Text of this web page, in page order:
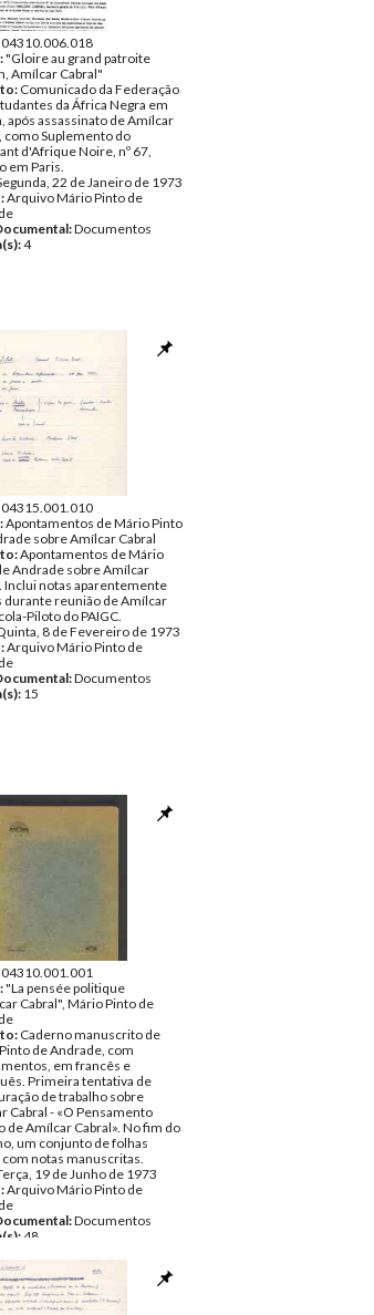
04310.006.018
"Gloire au grand patroite
Amílcar Cabral"
Comunicado da Federação
da África Negra em
após assassinato de Amílcar
como Suplemento do
d'Afrique Noire, nº 67,
em Paris.
22 de Janeiro de 1973
Arquivo Mário Pinto de
Documentos
4
04315.001.010
Apontamentos de Mário Pinto
sobre Amílcar Cabral
Apontamentos de Mário
Andrade sobre Amílcar
Inclui notas aparentemente
durante reunião de Amílcar
Piloto do PAIGC.
8 de Fevereiro de 1973
Arquivo Mário Pinto de
Documentos
15
04310.001.001
"La pensée politique
Cabral", Mário Pinto de
Caderno manuscrito de
de Andrade, com
em francês e
Primeira tentativa de
de trabalho sobre
Cabral - «O Pensamento
de Amílcar Cabral». No fim do
um conjunto de folhas
com notas manuscritas.
19 de Junho de 1973
Arquivo Mário Pinto de
Documentos
48